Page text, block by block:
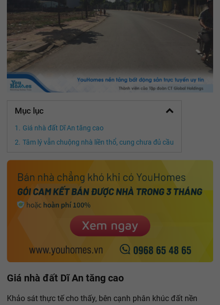
Mục lục
Giá nhà đất Dĩ An tăng cao
Tâm lý vẫn chuộng nhà liền thổ, cung chưa đủ cầu
Giá nhà đất Dĩ An tăng cao
Khảo sát thực tế cho thấy, bên cạnh phân khúc đất nền